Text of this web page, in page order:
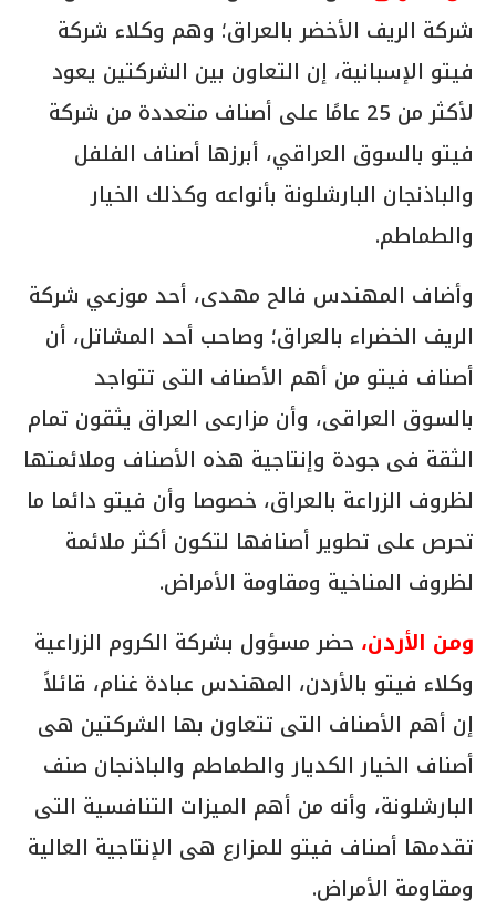
شركة الريف الأخضر بالعراق؛ وهم وكلاء شركة
فيتو الإسبانية، إن التعاون بين الشركتين يعود
لأكثر من 25 عامًا على أصناف متعددة من شركة
فيتو بالسوق العراقي، أبرزها أصناف الفلفل
والباذنجان البارشلونة بأنواعه وكذلك الخيار
والطماطم.
وأضاف المهندس فالح مهدى، أحد موزعي شركة
الريف الخضراء بالعراق؛ وصاحب أحد المشاتل، أن
أصناف فيتو من أهم الأصناف التى تتواجد
بالسوق العراقى، وأن مزارعى العراق يثقون تمام
الثقة فى جودة وإنتاجية هذه الأصناف وملائمتها
لظروف الزراعة بالعراق، خصوصا وأن فيتو دائما ما
تحرص على تطوير أصنافها لتكون أكثر ملائمة
لظروف المناخية ومقاومة الأمراض.
ومن الأردن، حضر مسؤول بشركة الكروم الزراعية
وكلاء فيتو بالأردن، المهندس عبادة غنام، قائلاً
إن أهم الأصناف التى تتعاون بها الشركتين هى
أصناف الخيار الكديار والطماطم والباذنجان صنف
البارشلونة، وأنه من أهم الميزات التنافسية التى
تقدمها أصناف فيتو للمزارع هى الإنتاجية العالية
ومقاومة الأمراض.